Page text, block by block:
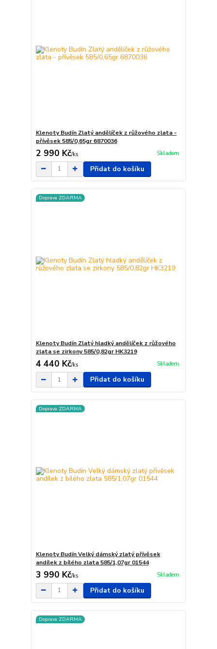
Klenoty Budín Zlatý andělíček z růžového zlata -
přívěsek 585/0,65gr 6870036
2 990 Kč/ks Skladem
Přidat do košíku
Doprava ZDARMA
Klenoty Budín Zlatý hladký andělíček z růžového
zlata se zirkony 585/0,82gr HK3219
4 440 Kč/ks Skladem
Přidat do košíku
Doprava ZDARMA
Klenoty Budín Velký dámský zlatý přívěsek
andílek z bílého zlata 585/1,07gr 01544
3 990 Kč/ks Skladem
Přidat do košíku
Doprava ZDARMA